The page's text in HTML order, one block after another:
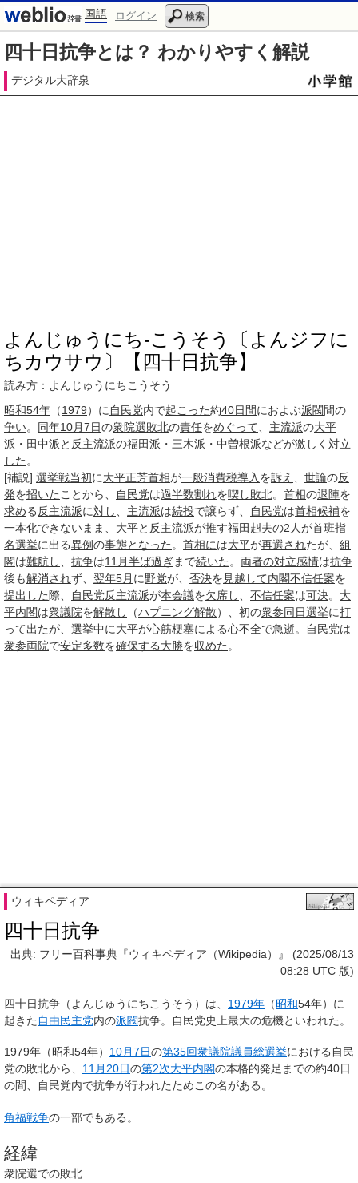
国語 ログイン 検索
四十日抗争とは？ わかりやすく解説
デジタル大辞泉
よんじゅうにち‐こうそう〔よんジフに
ちカウサウ〕【四十日抗争】
読み方：よんじゅうにちこうそう
昭和54年 （1979）に 自民党内で起こった約40日間におよぶ派閥間の
争い。 同年10月7日の衆院選敗北の責任をめぐって 主流派の大平
派 ・ 田中派と 反主流派の福田派 ・ 三木派 ・ 中曽根派などが激しく 対立
した 。
[補説] 選挙戦当初に大平正芳首相が一般消費税導入 を訴え 世論の反
発を招いた ことから、 自民党は過半数割れを喫し敗北。 首相の退陣を
求める 反主流派に対し 主流派は続投で譲らず、 自民党は首相候補を
一本化できないまま、 大平と 反主流派が推す福田赳夫の2人が首班指
名選挙に出る異例の事態となった 。 首相には大平が再選されたが、 組
閣は難航し 抗争は11月半ば過ぎまで続いた 。 両者の対立感情は抗争
後も解消されず、 翌年5月 に野党が、 否決を 見越して内閣不信任案を
提出した際、 自民党反主流派が本会議を欠席し 不信任案は可決。 大
平内閣は衆議院を解散し （ハプニング解散）、初の衆参同日選挙に打
って出たが、 選挙中に大平が心筋梗塞による心不全で急逝。 自民党は
衆参両院で安定多数を確保する大勝を収めた 。
ウィキペディア
四十日抗争
出典: フリー百科事典『ウィキペディア（Wikipedia）』 (2025/08/13
08:28 UTC 版)
四十日抗争 （よんじゅうにちこうそう）は、 1979年 （昭和54年）に
起きた 自由民主党内の派閥抗争。自民党史上最大の危機といわれた。
1979年（昭和54年） 10月7日の第35回衆議院議員総選挙における自民
党の敗北から、 11月20日の第2次大平内閣の本格的発足までの約40日
の間、自民党内で抗争が行われたためこの名がある。
角福戦争の一部でもある。
経緯
衆院選での敗北